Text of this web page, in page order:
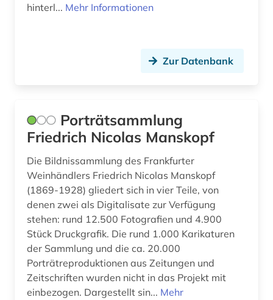
borgholm (1)
bornholm (1)
bosnien-herzegowina (2)
botanik (3)
botanischer garten (1)
brahms, johannes | komponist; pianist (1)
brahms-institut (1)
brandenburg (4)
hinterl... Mehr Informationen
Zur Datenbank
Porträtsammlung
Friedrich Nicolas Manskopf
Die Bildnissammlung des Frankfurter
Weinhändlers Friedrich Nicolas Manskopf
(1869-1928) gliedert sich in vier Teile, von
denen zwei als Digitalisate zur Verfügung
stehen: rund 12.500 Fotografien und 4.900
Stück Druckgrafik. Die rund 1.000 Karikaturen
der Sammlung und die ca. 20.000
Porträtreproduktionen aus Zeitungen und
Zeitschriften wurden nicht in das Projekt mit
einbezogen. Dargestellt sin... Mehr